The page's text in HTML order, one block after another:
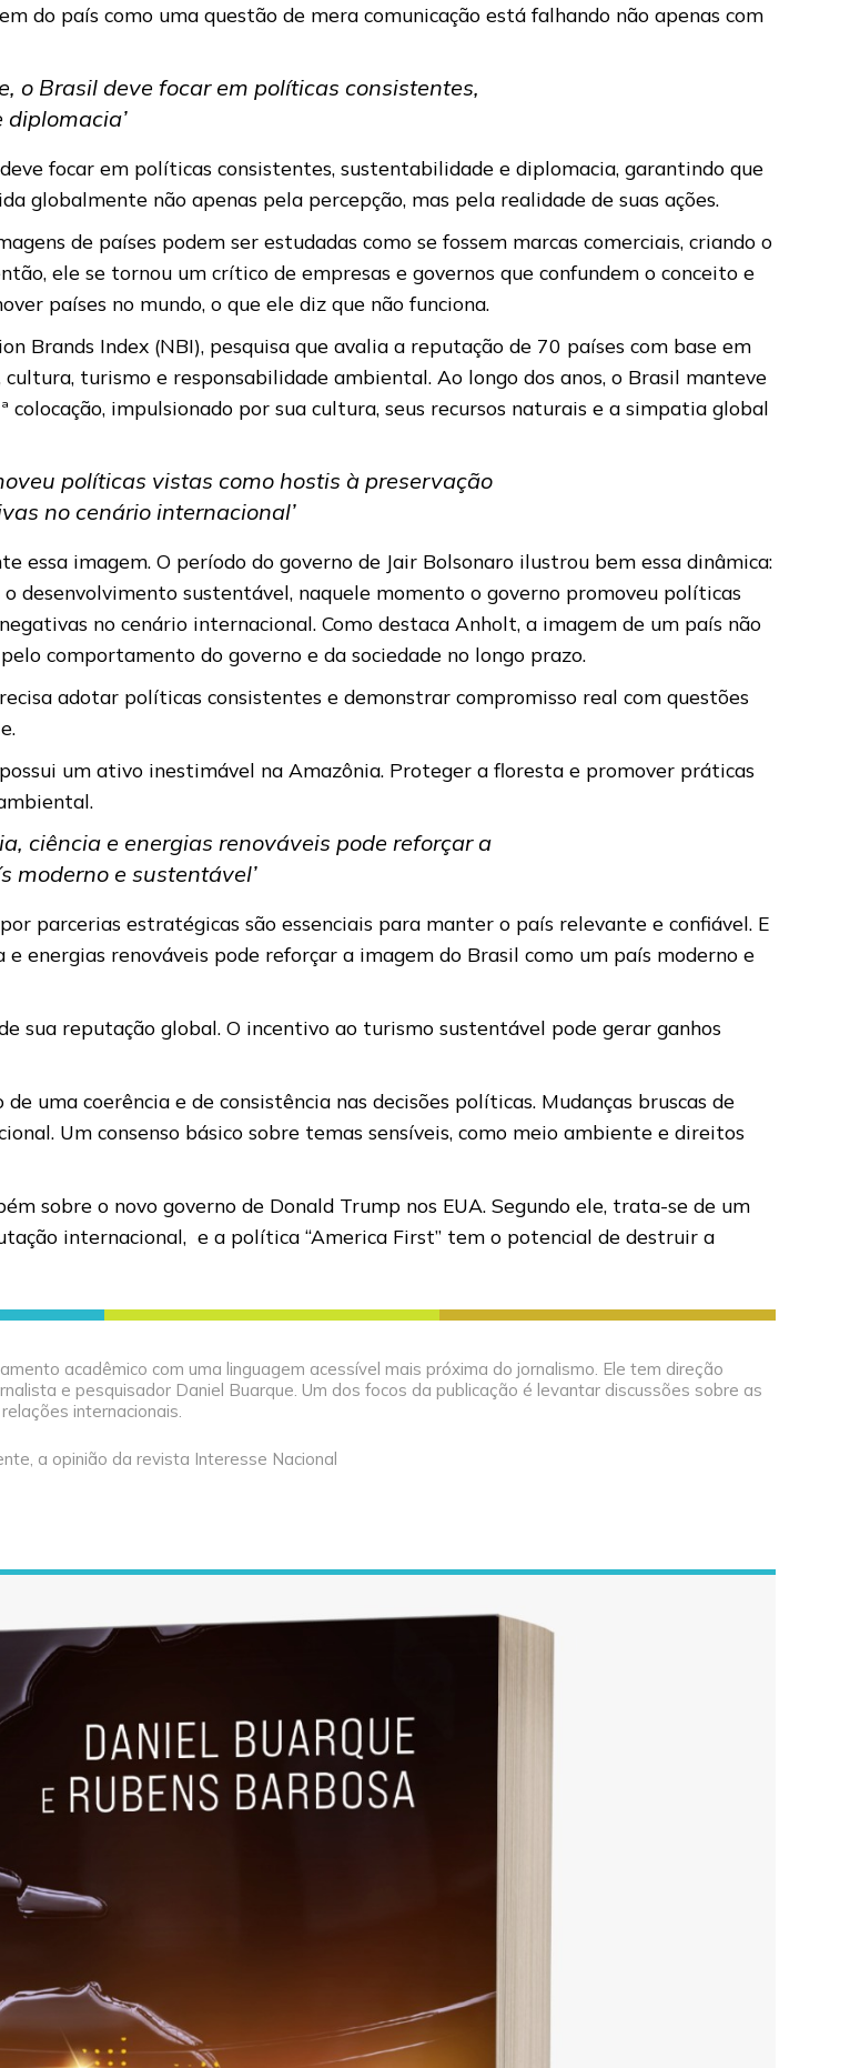
do país como uma questão de mera comunicação está falhando não apenas com
o Brasil deve focar em políticas consistentes,
focar em políticas consistentes, sustentabilidade e diplomacia, garantindo que
globalmente não apenas pela percepção, mas pela realidade de suas ações.
de países podem ser estudadas como se fossem marcas comerciais, criando o
ele se tornou um crítico de empresas e governos que confundem o conceito e
países no mundo, o que ele diz que não funciona.
Brands Index (NBI), pesquisa que avalia a reputação de 70 países com base em
turismo e responsabilidade ambiental. Ao longo dos anos, o Brasil manteve
impulsionado por sua cultura, seus recursos naturais e a simpatia global
políticas vistas como hostis à preservação
no cenário internacional’
imagem. O período do governo de Jair Bolsonaro ilustrou bem essa dinâmica:
desenvolvimento sustentável, naquele momento o governo promoveu políticas
no cenário internacional. Como destaca Anholt, a imagem de um país não
comportamento do governo e da sociedade no longo prazo.
adotar políticas consistentes e demonstrar compromisso real com questões
um ativo inestimável na Amazônia. Proteger a floresta e promover práticas
ciência e energias renováveis pode reforçar a
moderno e sustentável’
parcerias estratégicas são essenciais para manter o país relevante e confiável. E
energias renováveis pode reforçar a imagem do Brasil como um país moderno e
sua reputação global. O incentivo ao turismo sustentável pode gerar ganhos
uma coerência e de consistência nas decisões políticas. Mudanças bruscas de
Um consenso básico sobre temas sensíveis, como meio ambiente e direitos
sobre o novo governo de Donald Trump nos EUA. Segundo ele, trata-se de um
internacional, e a política “America First” tem o potencial de destruir a
acadêmico com uma linguagem acessível mais próxima do jornalismo. Ele tem direção
e pesquisador Daniel Buarque. Um dos focos da publicação é levantar discussões sobre as
internacionais.
a opinião da revista Interesse Nacional